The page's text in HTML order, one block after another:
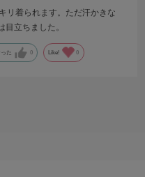
リ着られます。ただ汗かきな
立ちました。
た 0 Like! 0